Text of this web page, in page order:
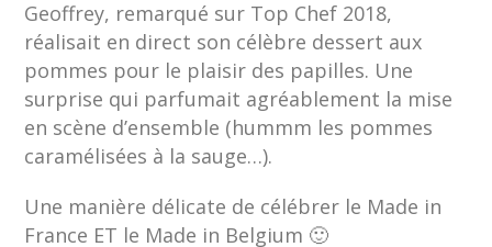
Geoffrey, remarqué sur Top Chef 2018,
réalisait en direct son célèbre dessert aux
pommes pour le plaisir des papilles. Une
surprise qui parfumait agréablement la mise
en scène d’ensemble (hummm les pommes
caramélisées à la sauge…).
Une manière délicate de célébrer le Made in
France ET le Made in Belgium 🙂